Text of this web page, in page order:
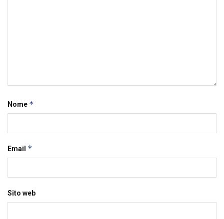
Nome *
Email *
Sito web